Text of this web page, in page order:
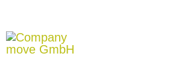
springen